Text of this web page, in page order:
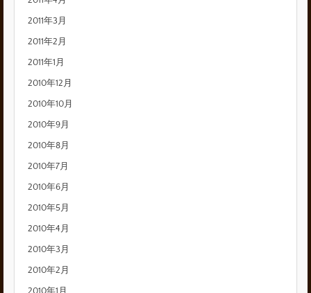
2011年3月
2011年2月
2011年1月
2010年12月
2010年10月
2010年9月
2010年8月
2010年7月
2010年6月
2010年5月
2010年4月
2010年3月
2010年2月
2010年1月